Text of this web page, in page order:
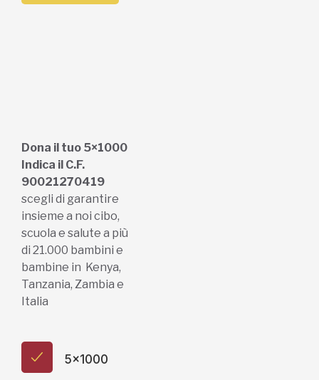
Dona il tuo 5×1000
Indica il C.F.
90021270419
scegli di garantire
insieme a noi cibo,
scuola e salute a più
di 21.000 bambini e
bambine in Kenya,
Tanzania, Zambia e
Italia
5x1000